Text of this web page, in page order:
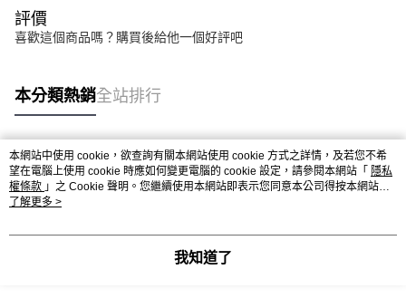
評價
喜歡這個商品嗎？購買後給他一個好評吧
本分類熱銷全站排行
熱門標籤
本網站中使用 cookie，欲查詢有關本網站使用 cookie 方式之詳情，及若您不希
望在電腦上使用 cookie 時應如何變更電腦的 cookie 設定，請參閱本網站「 隱私
權條款 」之 Cookie 聲明。您繼續使用本網站即表示您同意本公司得按本網站使
用條款之 Cookie 聲明使用 cookie。
了解更多 >
我知道了